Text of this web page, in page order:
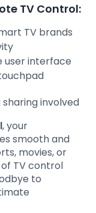
TV Control:
TV brands
user interface
involved
, your
smooth and
movies, or
TV control
to